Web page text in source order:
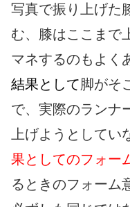
写真で振り上げた
む、膝はここまで
マネするのもよく
結果として脚がそ
で、実際のランナ
上げようとしてい
果としてのフォー
るときのフォーム